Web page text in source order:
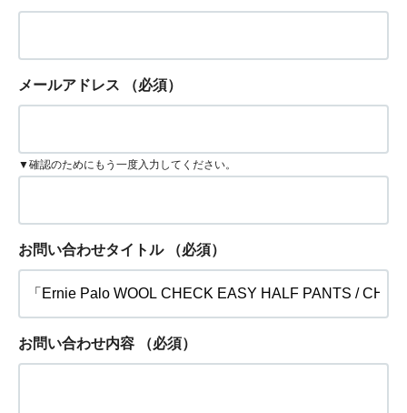
メールアドレス （必須）
▼確認のためにもう一度入力してください。
お問い合わせタイトル （必須）
お問い合わせ内容 （必須）